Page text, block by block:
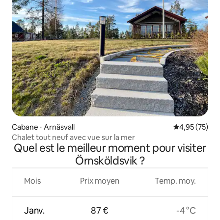
Cabane ⋅ Arnäsvall Évaluation
4,95 (75)
Chalet tout neuf avec vue sur la mer
Quel est le meilleur moment pour visiter
Örnsköldsvik ?
Mois
Janv.
Prix moyen
87 €
Temp. moy.
-4 °C